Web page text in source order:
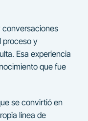
conversaciones
proceso y
Esa experiencia
que fue
se convirtió en
línea de